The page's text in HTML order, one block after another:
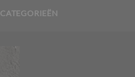
CATEGORIEËN